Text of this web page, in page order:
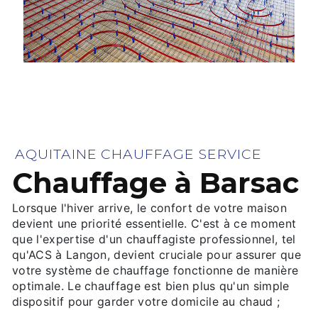
AQUITAINE CHAUFFAGE SERVICE
Chauffage à Barsac
Lorsque l'hiver arrive, le confort de votre maison
devient une priorité essentielle. C'est à ce moment
que l'expertise d'un chauffagiste professionnel, tel
qu'ACS à Langon, devient cruciale pour assurer que
votre système de chauffage fonctionne de manière
optimale. Le chauffage est bien plus qu'un simple
dispositif pour garder votre domicile au chaud ;